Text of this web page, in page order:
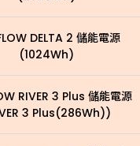
DELTA 2 儲能電源
(1024Wh)
RIVER 3 Plus 儲能電源
3 Plus(286Wh))